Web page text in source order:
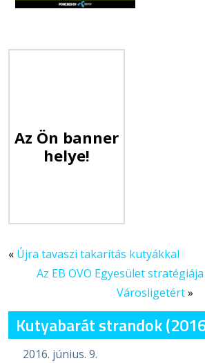
Az Ön banner
helye!
« Újra tavaszi takarítás kutyákkal
Az EB OVO Egyesület
Városligetért»
Kutyabarát strandok
2016. június. 9.